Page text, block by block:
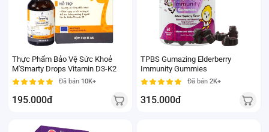
Thực Phẩm Bảo Vệ Sức Khoẻ
M'Smarty Drops Vitamin D3-K2
Đã bán 10K+
195.000đ
TPBS Gumazing Elderberry
Immunity Gummies
Đã bán 2K+
315.000đ